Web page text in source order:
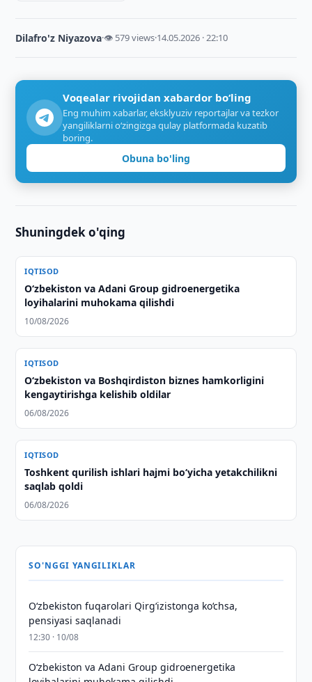
Dilafro'z Niyazova·👁 579 views·14.05.2026 · 22:10
Voqealar rivojidan xabardor bo‘ling
Eng muhim xabarlar, eksklyuziv reportajlar va tezkor
yangiliklarni o‘zingizga qulay platformada kuzatib
boring.
Obuna bo'ling
Shuningdek o'qing
IQTISOD
Oʻzbekiston va Adani Group gidroenergetika
loyihalarini muhokama qilishdi
10/08/2026
IQTISOD
Oʻzbekiston va Boshqirdiston biznes hamkorligini
kengaytirishga kelishib oldilar
06/08/2026
IQTISOD
Toshkent qurilish ishlari hajmi bo‘yicha yetakchilikni
saqlab qoldi
06/08/2026
SO'NGGI YANGILIKLAR
O‘zbekiston fuqarolari Qirg‘izistonga ko‘chsa,
pensiyasi saqlanadi
12:30 · 10/08
Oʻzbekiston va Adani Group gidroenergetika